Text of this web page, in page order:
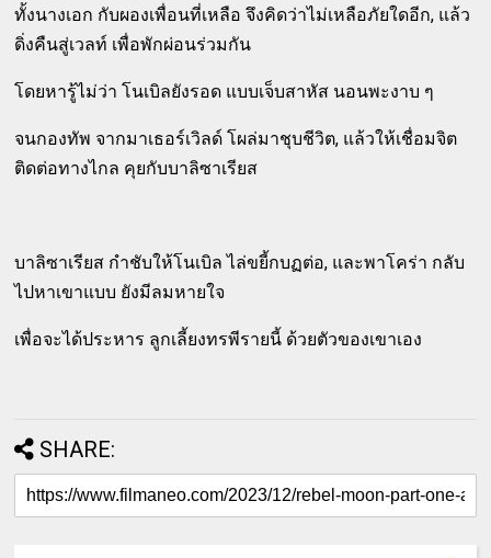
ทั้งนางเอก กับผองเพื่อนที่เหลือ จึงคิดว่าไม่เหลือภัยใดอีก, แล้ว
ดิ่งคืนสู่เวลท์ เพื่อพักผ่อนร่วมกัน
โดยหารู้ไม่ว่า โนเบิลยังรอด แบบเจ็บสาหัส นอนพะงาบ ๆ
จนกองทัพ จากมาเธอร์เวิลด์ โผล่มาชุบชีวิต, แล้วให้เชื่อมจิต
ติดต่อทางไกล คุยกับบาลิซาเรียส
บาลิซาเรียส กำชับให้โนเบิล ไล่ขยี้กบฏต่อ, และพาโคร่า กลับ
ไปหาเขาแบบ ยังมีลมหายใจ
เพื่อจะได้ประหาร ลูกเลี้ยงทรพีรายนี้ ด้วยตัวของเขาเอง
SHARE: